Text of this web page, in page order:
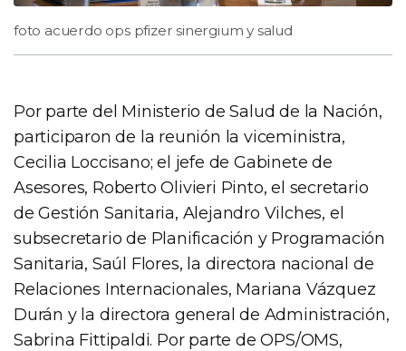
foto acuerdo ops pfizer sinergium y salud
Por parte del Ministerio de Salud de la Nación,
participaron de la reunión la viceministra,
Cecilia Loccisano; el jefe de Gabinete de
Asesores, Roberto Olivieri Pinto, el secretario
de Gestión Sanitaria, Alejandro Vilches, el
subsecretario de Planificación y Programación
Sanitaria, Saúl Flores, la directora nacional de
Relaciones Internacionales, Mariana Vázquez
Durán y la directora general de Administración,
Sabrina Fittipaldi. Por parte de OPS/OMS,